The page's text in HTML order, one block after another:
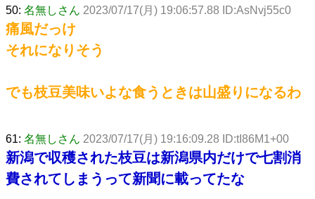
50: 名無しさん 2023/07/17(月) 19:06:57.88 ID:AsNvj55c0
痛風だっけ
それになりそう
でも枝豆美味いよな食うときは山盛りになるわ
61: 名無しさん 2023/07/17(月) 19:16:09.28 ID:tI86M1+00
新潟で収穫された枝豆は新潟県内だけで七割消
費されてしまうって新聞に載ってたな